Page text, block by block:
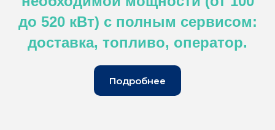
до 520 кВт) с полным сервисом:
доставка, топливо, оператор.
Подробнее